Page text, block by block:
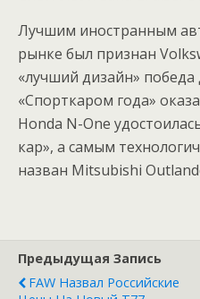
Лучшим иностранным
рынке был признан
«лучший дизайн» победа
«Спорткаром года»
Honda N-One
кар», а самым
назван Mitsubishi
Предыдущая Запись
FAW Назвал Российские